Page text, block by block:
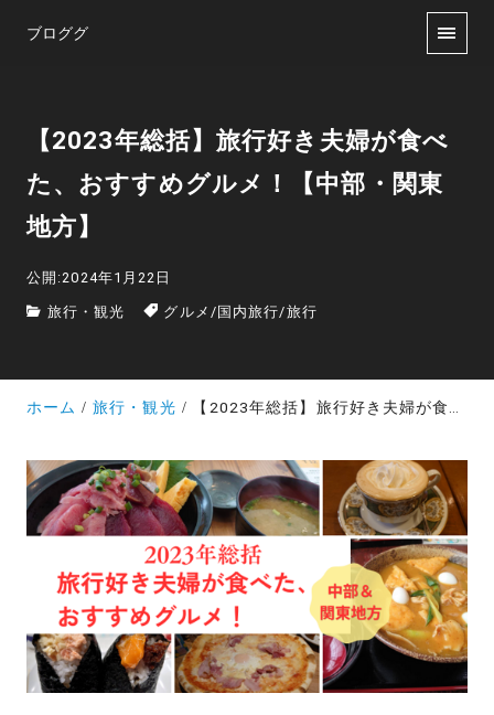
ブロググ
【2023年総括】旅行好き夫婦が食べ
た、おすすめグルメ！【中部・関東
地方】
公開:2024年1月22日
旅行・観光 グルメ / 国内旅行/旅行
ホーム 旅行・観光 【2023年総括】旅行好き夫婦が食べた、おすすめグルメ！【中部・関東地方】